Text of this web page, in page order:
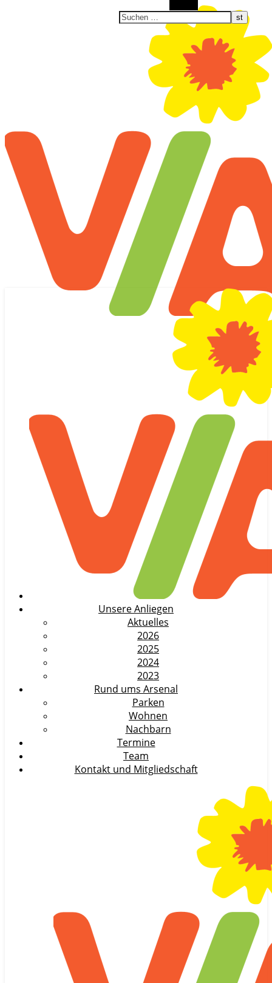
Unsere Anliegen
Aktuelles
2026
2025
2024
2023
Rund ums Arsenal
Parken
Wohnen
Nachbarn
Termine
Team
Kontakt und Mitgliedschaft